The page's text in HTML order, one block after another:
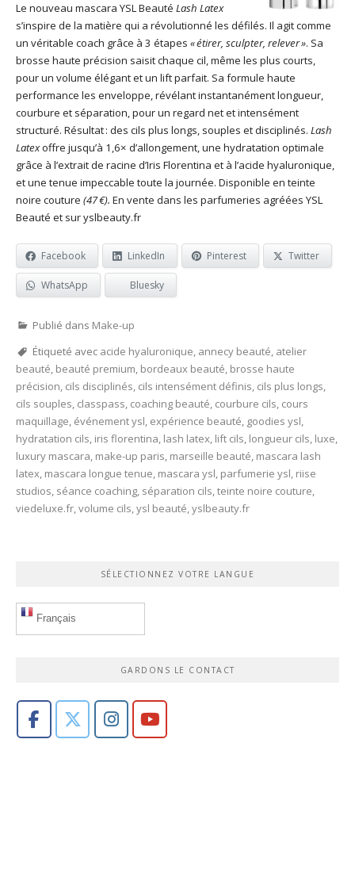
Le nouveau mascara YSL Beauté Lash Latex
s’inspire de la matière qui a révolutionné les défilés. Il agit comme
un véritable coach grâce à 3 étapes «étirer, sculpter, relever». Sa
brosse haute précision saisit chaque cil, même les plus courts,
pour un volume élégant et un lift parfait. Sa formule haute
performance les enveloppe, révélant instantanément longueur,
courbure et séparation, pour un regard net et intensément
structuré. Résultat : des cils plus longs, souples et disciplinés. Lash
Latexoffre jusqu’à 1,6× d’allongement, une hydratation optimale
grâce à l’extrait de racine d’Iris Florentina et à l’acide hyaluronique,
et une tenue impeccable toute la journée. Disponible en teinte
noire couture (47€). En vente dans les parfumeries agréées YSL
Beauté et sur yslbeauty.fr
Facebook LinkedIn Pinterest Twitter
WhatsApp Bluesky
Publié dans Make-up
Étiqueté avec acide hyaluronique, annecy beauté, atelier
beauté, beauté premium, bordeaux beauté, brosse haute
précision, cils disciplinés, cils intensément définis, cils plus longs,
cils souples, classpass, coaching beauté, courbure cils, cours
maquillage, événement ysl, expérience beauté, goodies ysl,
hydratation cils, iris florentina, lash latex, lift cils, longueur cils, luxe,
luxury mascara, make-up paris, marseille beauté, mascara lash
latex, mascara longue tenue, mascara ysl, parfumerie ysl, riise
studios, séance coaching, séparation cils,teinte noire couture,
viedeluxe.fr,volume cils,ysl beauté,yslbeauty.fr
SÉLECTIONNEZ VOTRE LANGUE
Français
GARDONS LE CONTACT